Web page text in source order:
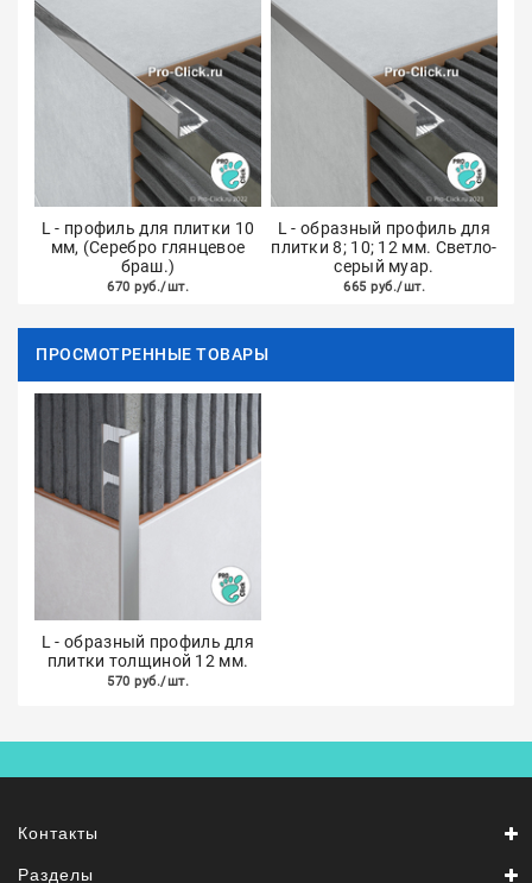
L - профиль для плитки 10
мм, (Серебро глянцевое
браш.)
670 руб./шт.
L - образный профиль для
плитки 8; 10; 12 мм. Светло-
серый муар.
665 руб./шт.
ПРОСМОТРЕННЫЕ ТОВАРЫ
L - образный профиль для
плитки толщиной 12 мм.
570 руб./шт.
Контакты
Разделы